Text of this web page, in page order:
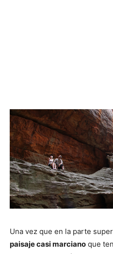
Una vez que en la parte
paisaje casi marciano que